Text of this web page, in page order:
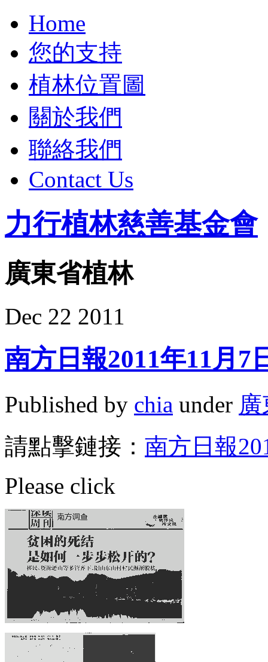
Home
您的支持
植林位置圖
關於我們
聯絡我們
Contact Us
力行植林慈善基金會
廣東省植林
Dec 22 2011
南方日報2011年11月7
Published by chia under
請點擊鏈接： 南方日報
Please click